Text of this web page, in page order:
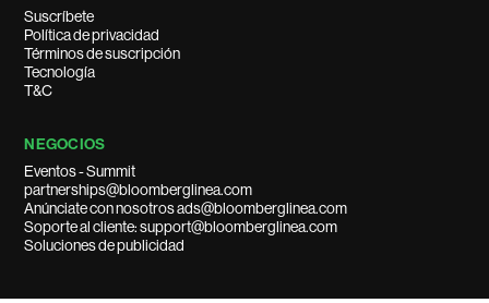
Suscríbete
Política de privacidad
Términos de suscripción
Tecnología
T&C
NEGOCIOS
Eventos - Summit
partnerships@bloomberglinea.com
Anúnciate con nosotros ads@bloomberglinea.com
Soporte al cliente: support@bloomberglinea.com
Soluciones de publicidad